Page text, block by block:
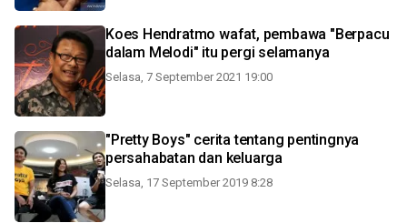
Koes Hendratmo wafat, pembawa "Berpacu
dalam Melodi" itu pergi selamanya
Selasa, 7 September 2021 19:00
"Pretty Boys" cerita tentang pentingnya
persahabatan dan keluarga
Selasa, 17 September 2019 8:28